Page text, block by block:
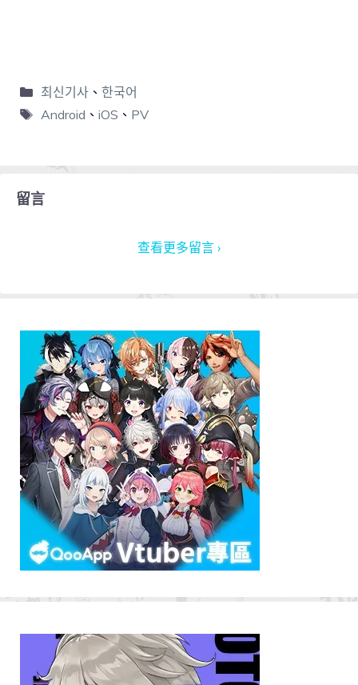
최신기사、 한국어
Android 、 iOS 、 PV
留言
查看更多留言 ›